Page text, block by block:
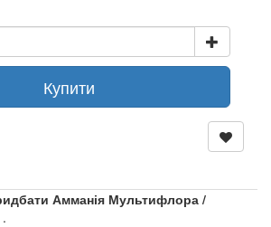
Купити
Амманія Мультифлора /
.